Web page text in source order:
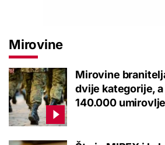
Mirovine
Mirovine
dvije kategorije,
140.000